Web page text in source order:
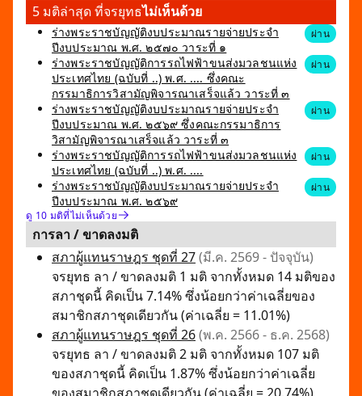
5 มติล่าสุด ที่จรยุทธไม่เห็นด้วย
ร่างพระราชบัญญัติงบประมาณรายจ่ายประจำ
ปีงบประมาณ พ.ศ. ๒๕๗๐ วาระที่ ๑
ผ่าน
ร่างพระราชบัญญัติการรถไฟฟ้าขนส่งมวลชนแห่ง
ประเทศไทย (ฉบับที่ ..) พ.ศ. .... ซึ่งคณะ
กรรมาธิการวิสามัญพิจารณาเสร็จแล้ว วาระที่ ๓
ผ่าน
ร่างพระราชบัญญัติงบประมาณรายจ่ายประจำ
ปีงบประมาณ พ.ศ. ๒๕๖๙ ซึ่งคณะกรรมาธิการ
วิสามัญพิจารณาเสร็จแล้ว วาระที่ ๓
ผ่าน
ร่างพระราชบัญญัติการรถไฟฟ้าขนส่งมวลชนแห่ง
ประเทศไทย (ฉบับที่ ..) พ.ศ. ....
ผ่าน
ร่างพระราชบัญญัติงบประมาณรายจ่ายประจำ
ปีงบประมาณ พ.ศ. ๒๕๖๙
ผ่าน
ดู 10 มติที่ไม่เห็นด้วย
การลา / ขาดลงมติ
สภาผู้แทนราษฎร ชุดที่ 27(มี.ค. 2569 - ปัจจุบัน)
จรยุทธ ลา / ขาดลงมติ 1 มติ จากทั้งหมด 14 มติของ
สภาชุดนี้ คิดเป็น 7.14% ซึ่งน้อยกว่าค่าเฉลี่ยของ
สมาชิกสภาชุดเดียวกัน (ค่าเฉลี่ย = 11.01%)
สภาผู้แทนราษฎร ชุดที่ 26(พ.ค. 2566 - ธ.ค. 2568)
จรยุทธ ลา / ขาดลงมติ 2 มติ จากทั้งหมด 107 มติ
ของสภาชุดนี้ คิดเป็น 1.87% ซึ่งน้อยกว่าค่าเฉลี่ย